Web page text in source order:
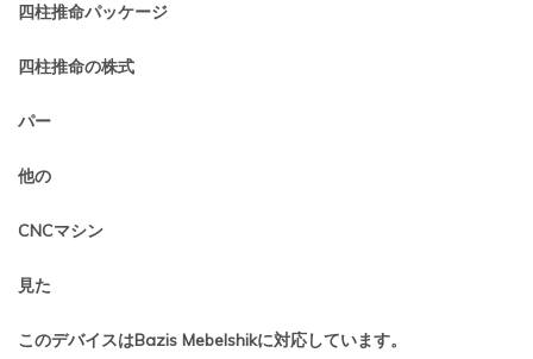
四柱推命パッケージ
四柱推命の株式
パー
他の
CNCマシン
見た
このデバイスはBazis Mebelshikに対応しています。